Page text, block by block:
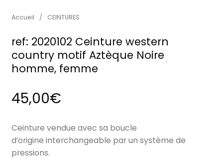
Accueil / CEINTURES
ref: 2020102 Ceinture western
country motif Aztèque Noire
homme, femme
45,00€
Ceinture vendue avec sa boucle
d’origine interchangeable par un système de
pressions.